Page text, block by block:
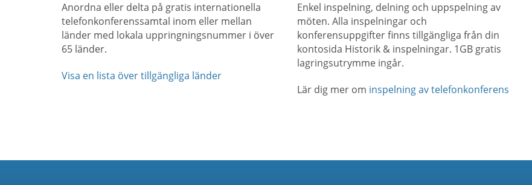
Anordna eller delta på gratis internationella
telefonkonferenssamtal inom eller mellan
länder med lokala uppringningsnummer i över
65 länder.
Visa en lista över tillgängliga länder
Enkel inspelning, delning och uppspelning av
möten. Alla inspelningar och
konferensuppgifter finns tillgängliga från din
kontosida Historik & inspelningar. 1GB gratis
lagringsutrymme ingår.
Lär dig mer om inspelning av telefonkonferens